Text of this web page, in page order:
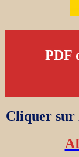
PDF
Cliquer sur